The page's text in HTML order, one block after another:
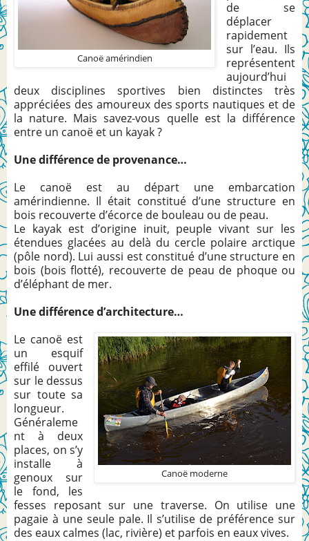
Canoë amérindien
de se
déplacer
rapidement
sur l’eau. Ils
représentent
aujourd’hui
deux disciplines sportives bien distinctes très
appréciées des amoureux des sports nautiques et de
la nature. Mais savez-vous quelle est la différence
entre un canoë et un kayak ?
Une différence de provenance…
Le canoë est au départ une embarcation
amérindienne. Il était constitué d’une structure en
bois recouverte d’écorce de bouleau ou de peau.
Le kayak est d’origine inuit, peuple vivant sur les
étendues glacées au delà du cercle polaire arctique
(pôle nord). Lui aussi est constitué d’une structure en
bois (bois flotté), recouverte de peau de phoque ou
d’éléphant de mer.
Une différence d’architecture…
Canoë moderne
Le canoë est
un esquif
effilé ouvert
sur le dessus
sur toute sa
longueur.
Généraleme
nt à deux
places, on s’y
installe à
genoux sur
le fond, les
fesses reposant sur une traverse. On utilise une
pagaie à une seule pale. Il s’utilise de préférence sur
des eaux calmes (lac, rivière) et parfois en eaux vives.